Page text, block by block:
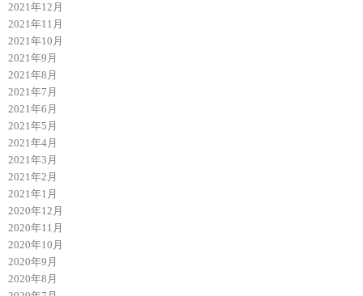
2021年12月
2021年11月
2021年10月
2021年9月
2021年8月
2021年7月
2021年6月
2021年5月
2021年4月
2021年3月
2021年2月
2021年1月
2020年12月
2020年11月
2020年10月
2020年9月
2020年8月